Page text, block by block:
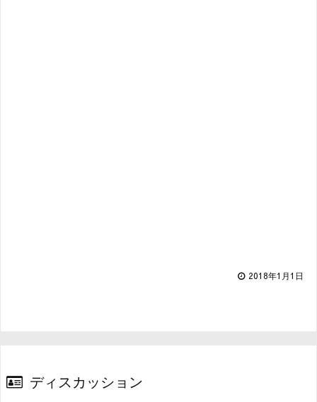
2018年1月1日
ディスカッション